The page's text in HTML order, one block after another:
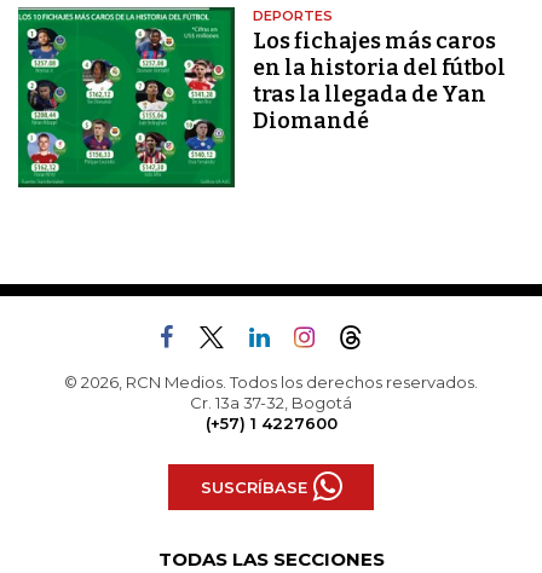
DEPORTES
Los fichajes más caros
en la historia del fútbol
tras la llegada de Yan
Diomandé
© 2026, RCN Medios. Todos los derechos reservados.
Cr. 13a 37-32, Bogotá
(+57) 1 4227600
SUSCRÍBASE
TODAS LAS SECCIONES